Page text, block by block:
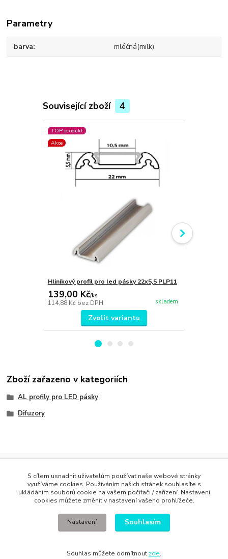
Parametry
barva mléčná(milk)
Související zboží 4
TOP produkt
Akce
Hliníkový profil pro led pásky 22x5,5 PLP11
139,00 Kč/ks
114,88 Kč bez DPH skladem
Zvolit variantu
Zboží zařazeno v kategoriích
AL profily pro LED pásky
Difuzory
Podle zákona o evidenci tržeb je prodávající povinen vystavit
kupujícímu účtenku. Zároveň je povinen zaevidovat přijatou tržbu u
správce daně online; v případě technického výpadku pak nejpozději do
S cílem usnadnit uživatelům používat naše webové stránky
využíváme cookies. Používáním našich stránek souhlasíte s
ukládáním souborů cookie na vašem počítači / zařízení. Nastavení
cookies můžete změnit v nastavení vašeho prohlížeče.
Nastavení Souhlasím
Souhlas můžete odmítnout zde.